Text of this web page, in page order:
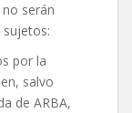
serán
sujetos:
por la
salvo
de ARBA,